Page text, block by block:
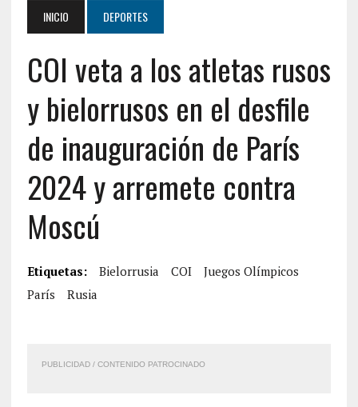
INICIO DEPORTES
COI veta a los atletas rusos
y bielorrusos en el desfile
de inauguración de París
2024 y arremete contra
Moscú
Etiquetas: Bielorrusia COI
Juegos Olímpicos
París
Rusia
PUBLICIDAD / CONTENIDO PATROCINADO